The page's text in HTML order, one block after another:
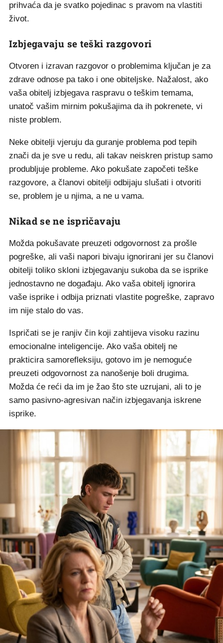
prihvaća da je svatko pojedinac s pravom na vlastiti
život.
Izbjegavaju se teški razgovori
Otvoren i izravan razgovor o problemima ključan je za
zdrave odnose pa tako i one obiteljske. Nažalost, ako
vaša obitelj izbjegava raspravu o teškim temama,
unatoč vašim mirnim pokušajima da ih pokrenete, vi
niste problem.
Neke obitelji vjeruju da guranje problema pod tepih
znači da je sve u redu, ali takav neiskren pristup samo
produbljuje probleme. Ako pokušate započeti teške
razgovore, a članovi obitelji odbijaju slušati i otvoriti
se, problem je u njima, a ne u vama.
Nikad se ne ispričavaju
Možda pokušavate preuzeti odgovornost za prošle
pogreške, ali vaši napori bivaju ignorirani jer su članovi
obitelji toliko skloni izbjegavanju sukoba da se isprike
jednostavno ne događaju. Ako vaša obitelj ignorira
vaše isprike i odbija priznati vlastite pogreške, zapravo
im nije stalo do vas.
Ispričati se je ranjiv čin koji zahtijeva visoku razinu
emocionalne inteligencije. Ako vaša obitelj ne
prakticira samorefleksiju, gotovo im je nemoguće
preuzeti odgovornost za nanošenje boli drugima.
Možda će reći da im je žao što ste uzrujani, ali to je
samo pasivno-agresivan način izbjegavanja iskrene
isprike.